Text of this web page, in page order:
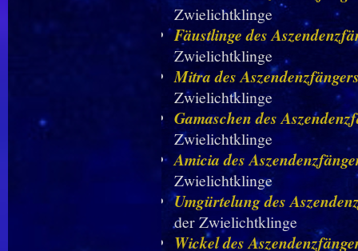
Zwielichtklinge
Fäustlinge des
Zwielichtklinge
Mitra des
Zwielichtklinge
Gamaschen des
Zwielichtklinge
Amicia des
Zwielichtklinge
Umgürtelung des
der Zwielichtklinge
Wickel des